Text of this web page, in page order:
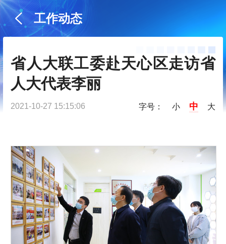
工作动态
省人大联工委赴天心区走访省
人大代表李丽
2021-10-27 15:15:06 字号： 小 中 大